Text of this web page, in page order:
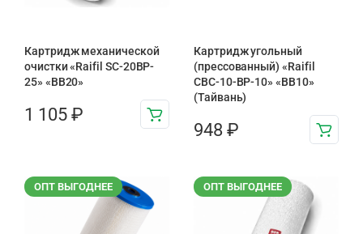
Картридж механической
очистки «Raifil SC-20BP-
25» «BB20»
1 105 ₽
Картридж угольный
(прессованный) «Raifil
CBC-10-BP-10» «BB10»
(Тайвань)
948 ₽
ОПТ ВЫГОДНЕЕ ОПТ ВЫГОДНЕЕ